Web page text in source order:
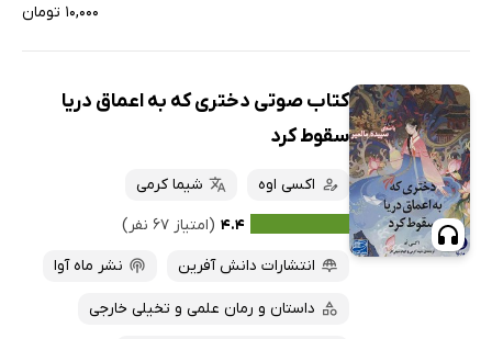
۱۰,۰۰۰ تومان
کتاب صوتی دختری که به اعماق دریا
سقوط کرد
اکسی اوه
شیما کرمی
۴.۴ (امتیاز ۶۷ نفر)
انتشارات دانش آفرین
نشر ماه آوا
داستان و رمان علمی و تخیلی خارجی